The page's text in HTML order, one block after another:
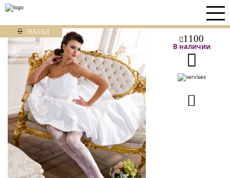
НАЗАД
1100
В наличии